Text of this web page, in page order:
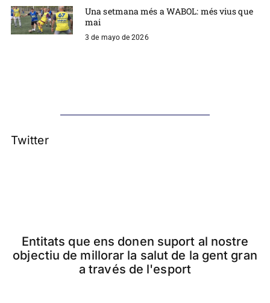
Una setmana més a WABOL: més vius que
mai
3 de mayo de 2026
Twitter
Entitats que ens donen suport al nostre
objectiu de millorar la salut de la gent gran
a través de l'esport